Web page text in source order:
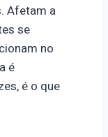
Afetam a
se
no
é
é o que